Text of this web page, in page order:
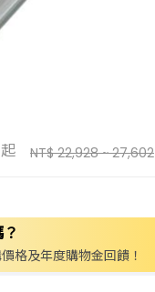
起 NT$ 22,928 ~ 27,602
格及年度購物金回饋！